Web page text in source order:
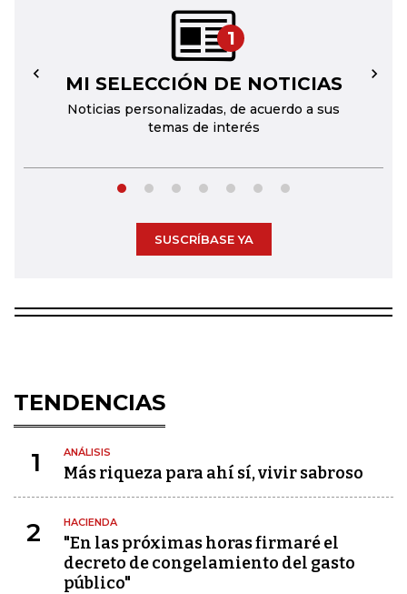
1
MI SELECCIÓN DE NOTICIAS
Noticias personalizadas, de acuerdo a sus
temas de interés
← →
SUSCRÍBASE YA
TENDENCIAS
1 ANÁLISIS
Más riqueza para ahí sí, vivir sabroso
2 HACIENDA
"En las próximas horas firmaré el
decreto de congelamiento del gasto
público"